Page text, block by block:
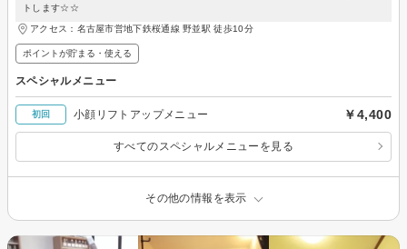
トします☆☆
アクセス：名古屋市営地下鉄桜通線 野並駅 徒歩10分
ポイントが貯まる・使える
スペシャルメニュー
初回 小顔リフトアップメニュー ￥4,400
すべてのスペシャルメニューを見る
その他の情報を表示